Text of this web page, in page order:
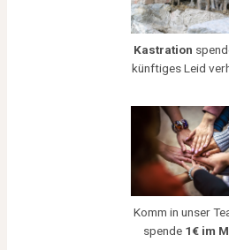
Kastration
künftiges Leid
Komm in unser
spende 1€ im